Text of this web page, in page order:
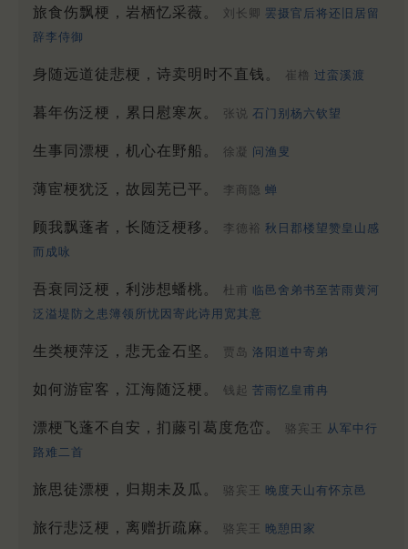
旅食伤飘梗，岩栖忆采薇。 刘长卿 罢摄官后将还旧居留
辞李侍御
身随远道徒悲梗，诗卖明时不直钱。 崔橹 过蛮溪渡
暮年伤泛梗，累日慰寒灰。 张说 石门别杨六钦望
生事同漂梗，机心在野船。 徐凝 问渔叟
薄宦梗犹泛，故园芜已平。 李商隐 蝉
顾我飘蓬者，长随泛梗移。 李德裕 秋日郡楼望赞皇山感
而成咏
吾衰同泛梗，利涉想蟠桃。 杜甫 临邑舍弟书至苦雨黄河
泛溢堤防之患簿领所忧因寄此诗用宽其意
生类梗萍泛，悲无金石坚。 贾岛 洛阳道中寄弟
如何游宦客，江海随泛梗。 钱起 苦雨忆皇甫冉
漂梗飞蓬不自安，扪藤引葛度危峦。 骆宾王 从军中行
路难二首
旅思徒漂梗，归期未及瓜。 骆宾王 晚度天山有怀京邑
旅行悲泛梗，离赠折疏麻。 骆宾王 晚憩田家